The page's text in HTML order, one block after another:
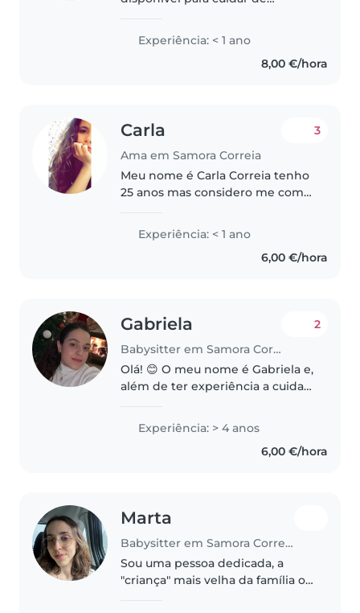
Tenho experiência a cuidar de
crianças de diferentes idades e
gosto muito de passar tempo
Experiência: < 1 ano
8,00 €/hora
Carla
Ama em Samora Correia
3
Meu nome é Carla Correia tenho
25 anos mas considero me com
crianças sempre gostei de
crianças e desde que a minha
irmã mais nova nasceu comecei
Experiência: < 1 ano
6,00 €/hora
Gabriela
Babysitter em Samora Correia
2
Olá! 😊 O meu nome é Gabriela e,
além de ter experiência a cuidar
que me deu uma vivência diária
e prática com bebés — desde a
rotina de sono e alimentação..
Experiência: > 4 anos
6,00 €/hora
Marta
Babysitter em Samora Correia
Sou uma pessoa dedicada, a
"criança" mais velha da família ou